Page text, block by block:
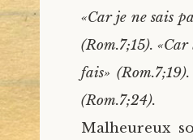
«Car je ne sais
(Rom.7;15).
fais»
(Rom.7;24).
Malheureux